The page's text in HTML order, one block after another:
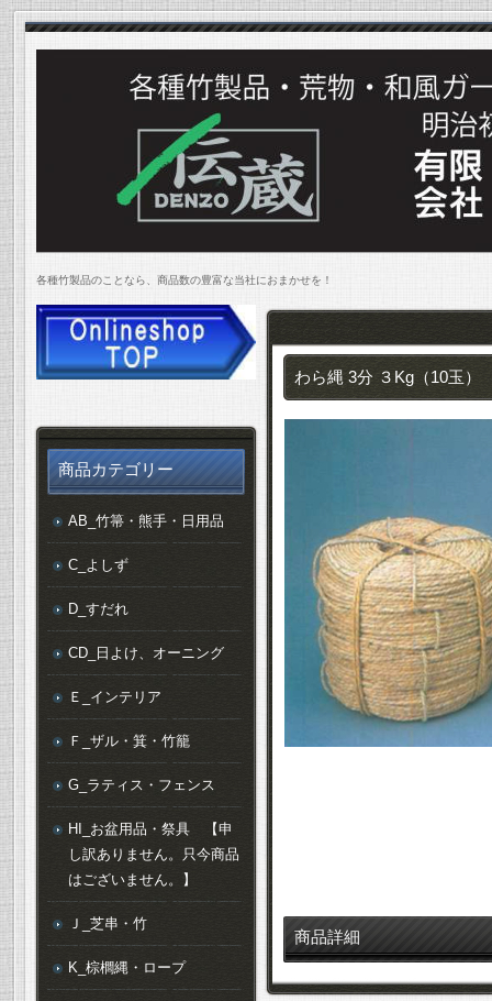
各種竹製品のことなら、商品数の豊富な当社におまかせを！
わら縄 3分 ３Kg（10玉）
商品詳細
商品カテゴリー
AB_竹箒・熊手・日用品
C_よしず
D_すだれ
CD_日よけ、オーニング
Ｅ_インテリア
Ｆ_ザル・箕・竹籠
G_ラティス・フェンス
HI_お盆用品・祭具 【申
し訳ありません。只今商品
はございません。】
Ｊ_芝串・竹
K_棕櫚縄・ロープ